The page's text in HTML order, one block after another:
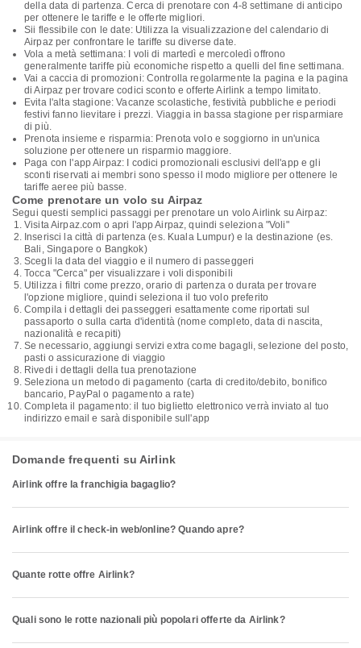
della data di partenza. Cerca di prenotare con 4-8 settimane di anticipo
per ottenere le tariffe e le offerte migliori.
Sii flessibile con le date: Utilizza la visualizzazione del calendario di
Airpaz per confrontare le tariffe su diverse date.
Vola a metà settimana: I voli di martedì e mercoledì offrono
generalmente tariffe più economiche rispetto a quelli del fine settimana.
Vai a caccia di promozioni: Controlla regolarmente la pagina e la pagina
di Airpaz per trovare codici sconto e offerte Airlink a tempo limitato.
Evita l'alta stagione: Vacanze scolastiche, festività pubbliche e periodi
festivi fanno lievitare i prezzi. Viaggia in bassa stagione per risparmiare
di più.
Prenota insieme e risparmia: Prenota volo e soggiorno in un'unica
soluzione per ottenere un risparmio maggiore.
Paga con l'app Airpaz: I codici promozionali esclusivi dell'app e gli
sconti riservati ai membri sono spesso il modo migliore per ottenere le
tariffe aeree più basse.
Come prenotare un volo su Airpaz
Segui questi semplici passaggi per prenotare un volo Airlink su Airpaz:
Visita Airpaz.com o apri l'app Airpaz, quindi seleziona "Voli"
Inserisci la città di partenza (es. Kuala Lumpur) e la destinazione (es.
Bali, Singapore o Bangkok)
Scegli la data del viaggio e il numero di passeggeri
Tocca "Cerca" per visualizzare i voli disponibili
Utilizza i filtri come prezzo, orario di partenza o durata per trovare
l'opzione migliore, quindi seleziona il tuo volo preferito
Compila i dettagli dei passeggeri esattamente come riportati sul
passaporto o sulla carta d'identità (nome completo, data di nascita,
nazionalità e recapiti)
Se necessario, aggiungi servizi extra come bagagli, selezione del posto,
pasti o assicurazione di viaggio
Rivedi i dettagli della tua prenotazione
Seleziona un metodo di pagamento (carta di credito/debito, bonifico
bancario, PayPal o pagamento a rate)
Completa il pagamento: il tuo biglietto elettronico verrà inviato al tuo
indirizzo email e sarà disponibile sull'app
Domande frequenti su Airlink
Airlink offre la franchigia bagaglio?
Airlink offre il check-in web/online? Quando apre?
Quante rotte offre Airlink?
Quali sono le rotte nazionali più popolari offerte da Airlink?